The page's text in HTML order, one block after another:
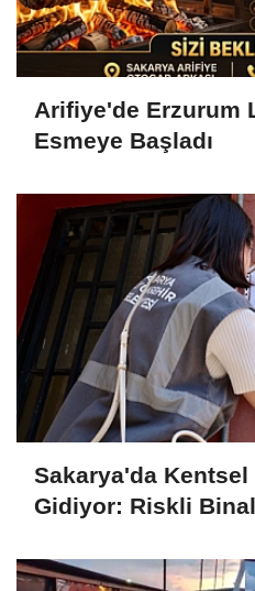
Arifiye'de Erzurum
Esmeye Başladı
Sakarya'da Kentsel
Gidiyor: Riskli